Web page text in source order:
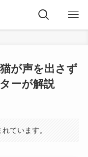
が声を出さず
ーが解説
ています。